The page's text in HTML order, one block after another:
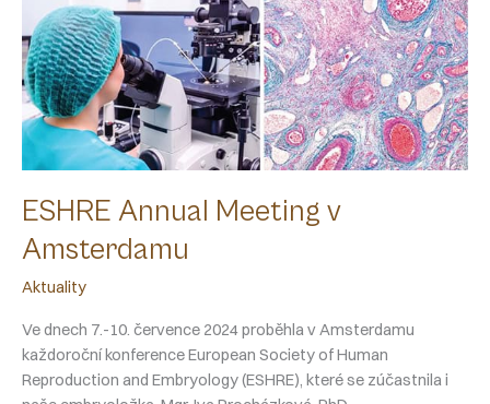
ESHRE Annual Meeting v
Amsterdamu
Aktuality
Ve dnech 7.-10. července 2024 proběhla v Amsterdamu
každoroční konference European Society of Human
Reproduction and Embryology (ESHRE), které se zúčastnila i